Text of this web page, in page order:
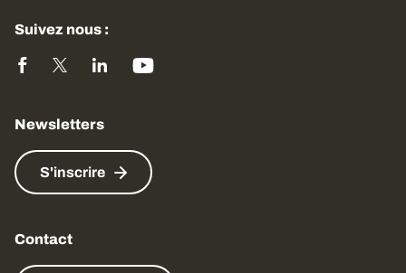
Suivez nous :
Newsletters
S'inscrire
Contact